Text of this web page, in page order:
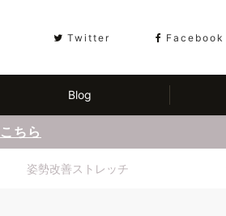
Twitter Facebook
Blog
こちら
姿勢改善ストレッチ